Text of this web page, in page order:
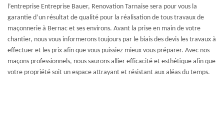
l’entreprise Entreprise Bauer, Renovation Tarnaise sera pour vous la
garantie d’un résultat de qualité pour la réalisation de tous travaux de
maçonnerie à Bernac et ses environs. Avant la prise en main de votre
chantier, nous vous informerons toujours par le biais des devis les travaux à
effectuer et les prix afin que vous puissiez mieux vous préparer. Avec nos
maçons professionnels, nous saurons allier efficacité et esthétique afin que
votre propriété soit un espace attrayant et résistant aux aléas du temps.